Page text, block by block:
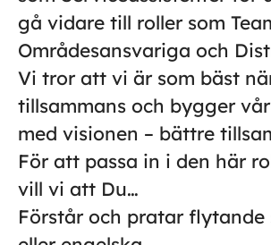
gå vidare till roller som
Områdesansvariga och
Vi tror att vi är som bäst
tillsammans och bygger
med visionen – bättre
För att passa in i den här
vill vi att Du…
Förstår och pratar flytande